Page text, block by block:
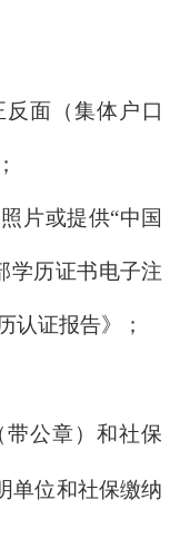
面（集体户口
片或提供“中国
学历证书电子注
认证报告》；
公章）和社保
单位和社保缴纳